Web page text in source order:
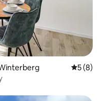
5 (8)